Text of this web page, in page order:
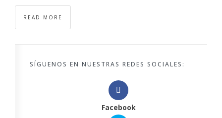
READ MORE
SÍGUENOS EN NUESTRAS REDES SOCIALES:
Facebook